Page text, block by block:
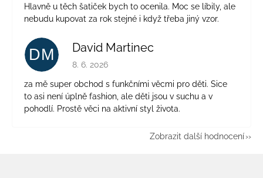
Hlavně u těch šatiček bych to ocenila. Moc se líbily, ale
nebudu kupovat za rok stejné i když třeba jiný vzor.
DM David Martinec
Hodnocení obchodu je 5 z 5 hvězdiček.
8. 6. 2026
za mě super obchod s funkčními věcmi pro děti. Sice
to asi není úplně fashion, ale děti jsou v suchu a v
pohodlí. Prostě věci na aktivní styl života.
Zobrazit další hodnocení